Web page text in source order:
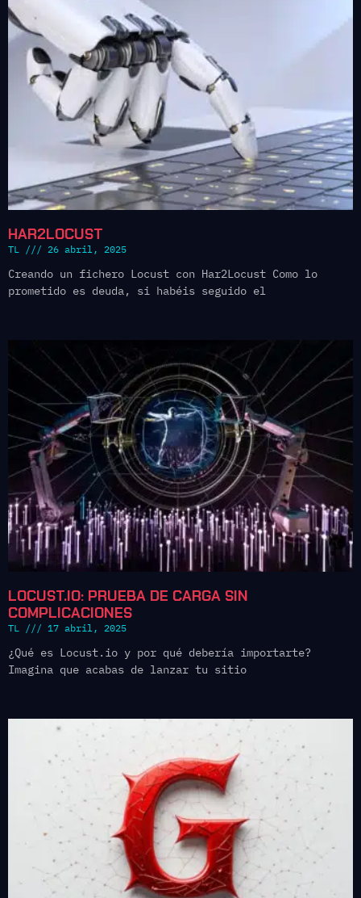
HAR2LOCUST
TL 26 abril, 2025
Creando un fichero Locust con Har2Locust Como lo
prometido es deuda, si habéis seguido el
LOCUST.IO: PRUEBA DE CARGA SIN
COMPLICACIONES
TL 17 abril, 2025
¿Qué es Locust.io y por qué debería importarte?
Imagina que acabas de lanzar tu sitio